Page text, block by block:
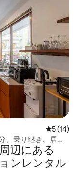
レビュー
5 (14)
、乗り継ぎ、居心
辺⁠に⁠あ⁠る
ン⁠レ⁠ン⁠タ⁠ル